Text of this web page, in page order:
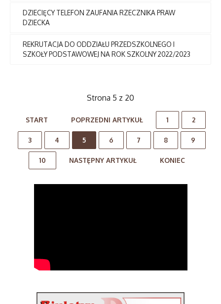
DZIECIĘCY TELEFON ZAUFANIA RZECZNIKA PRAW
DZIECKA
REKRUTACJA DO ODDZIAŁU PRZEDSZKOLNEGO I
SZKOŁY PODSTAWOWEJ NA ROK SZKOLNY 2022/2023
Strona 5 z 20
START POPRZEDNI ARTYKUŁ 1 2
3 4 5 6 7 8 9
10 NASTĘPNY ARTYKUŁ KONIEC